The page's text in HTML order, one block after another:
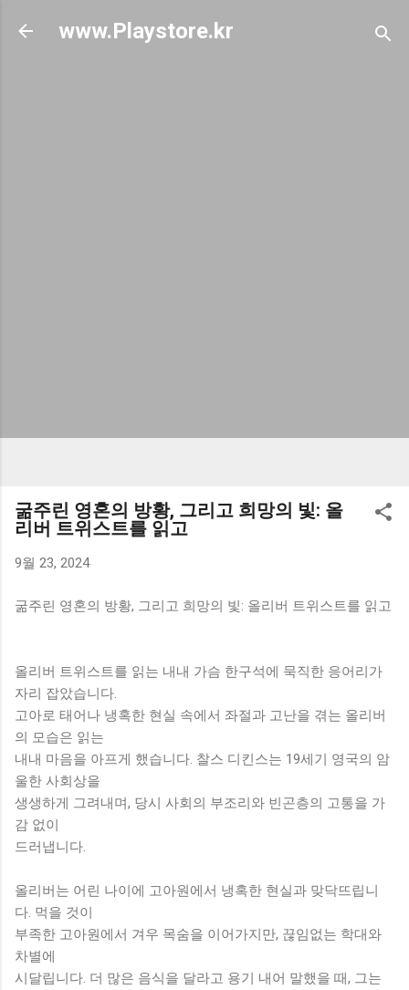
기본 콘텐츠로 건너뛰기
www.Playstore.kr
굶주린 영혼의 방황, 그리고 희망의 빛: 올
리버 트위스트를 읽고
9월 23, 2024
굶주린 영혼의 방황, 그리고 희망의 빛: 올리버 트위스트를 읽고
올리버 트위스트를 읽는 내내 가슴 한구석에 묵직한 응어리가
자리 잡았습니다.
고아로 태어나 냉혹한 현실 속에서 좌절과 고난을 겪는 올리버
의 모습은 읽는
내내 마음을 아프게 했습니다. 찰스 디킨스는 19세기 영국의 암
울한 사회상을
생생하게 그려내며, 당시 사회의 부조리와 빈곤층의 고통을 가
감 없이
드러냅니다.
올리버는 어린 나이에 고아원에서 냉혹한 현실과 맞닥뜨립니
다. 먹을 것이
부족한 고아원에서 겨우 목숨을 이어가지만, 끊임없는 학대와
차별에
시달립니다. 더 많은 음식을 달라고 용기 내어 말했을 때, 그는